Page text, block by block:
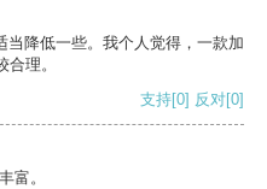
降低一些。我个人觉得，一款加
理。
支持[0] 反对[0]
富。